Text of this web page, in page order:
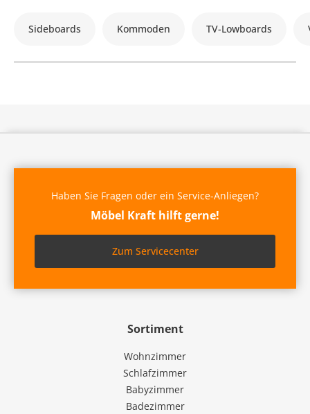
Sideboards Kommoden TV-Lowboards
Sortiment
Wohnzimmer
Schlafzimmer
Babyzimmer
Badezimmer
Haben Sie Fragen oder ein Service-Anliegen?
Möbel Kraft hilft gerne!
Zum Servicecenter